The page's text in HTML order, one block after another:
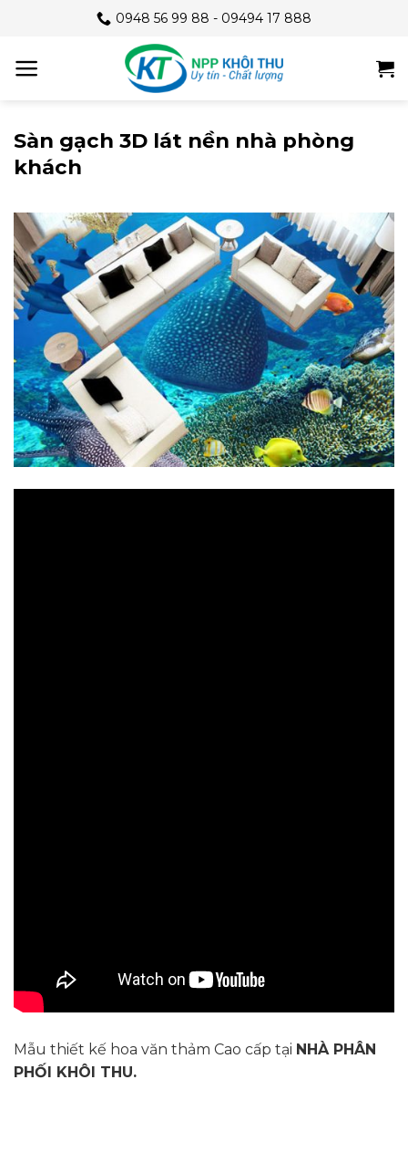
content
0948 56 99 88 - 09494 17 888
Sàn gạch 3D lát nền nhà phòng
khách
Mẫu thiết kế hoa văn thảm Cao cấp tại NHÀ PHÂN
PHỐI KHÔI THU.